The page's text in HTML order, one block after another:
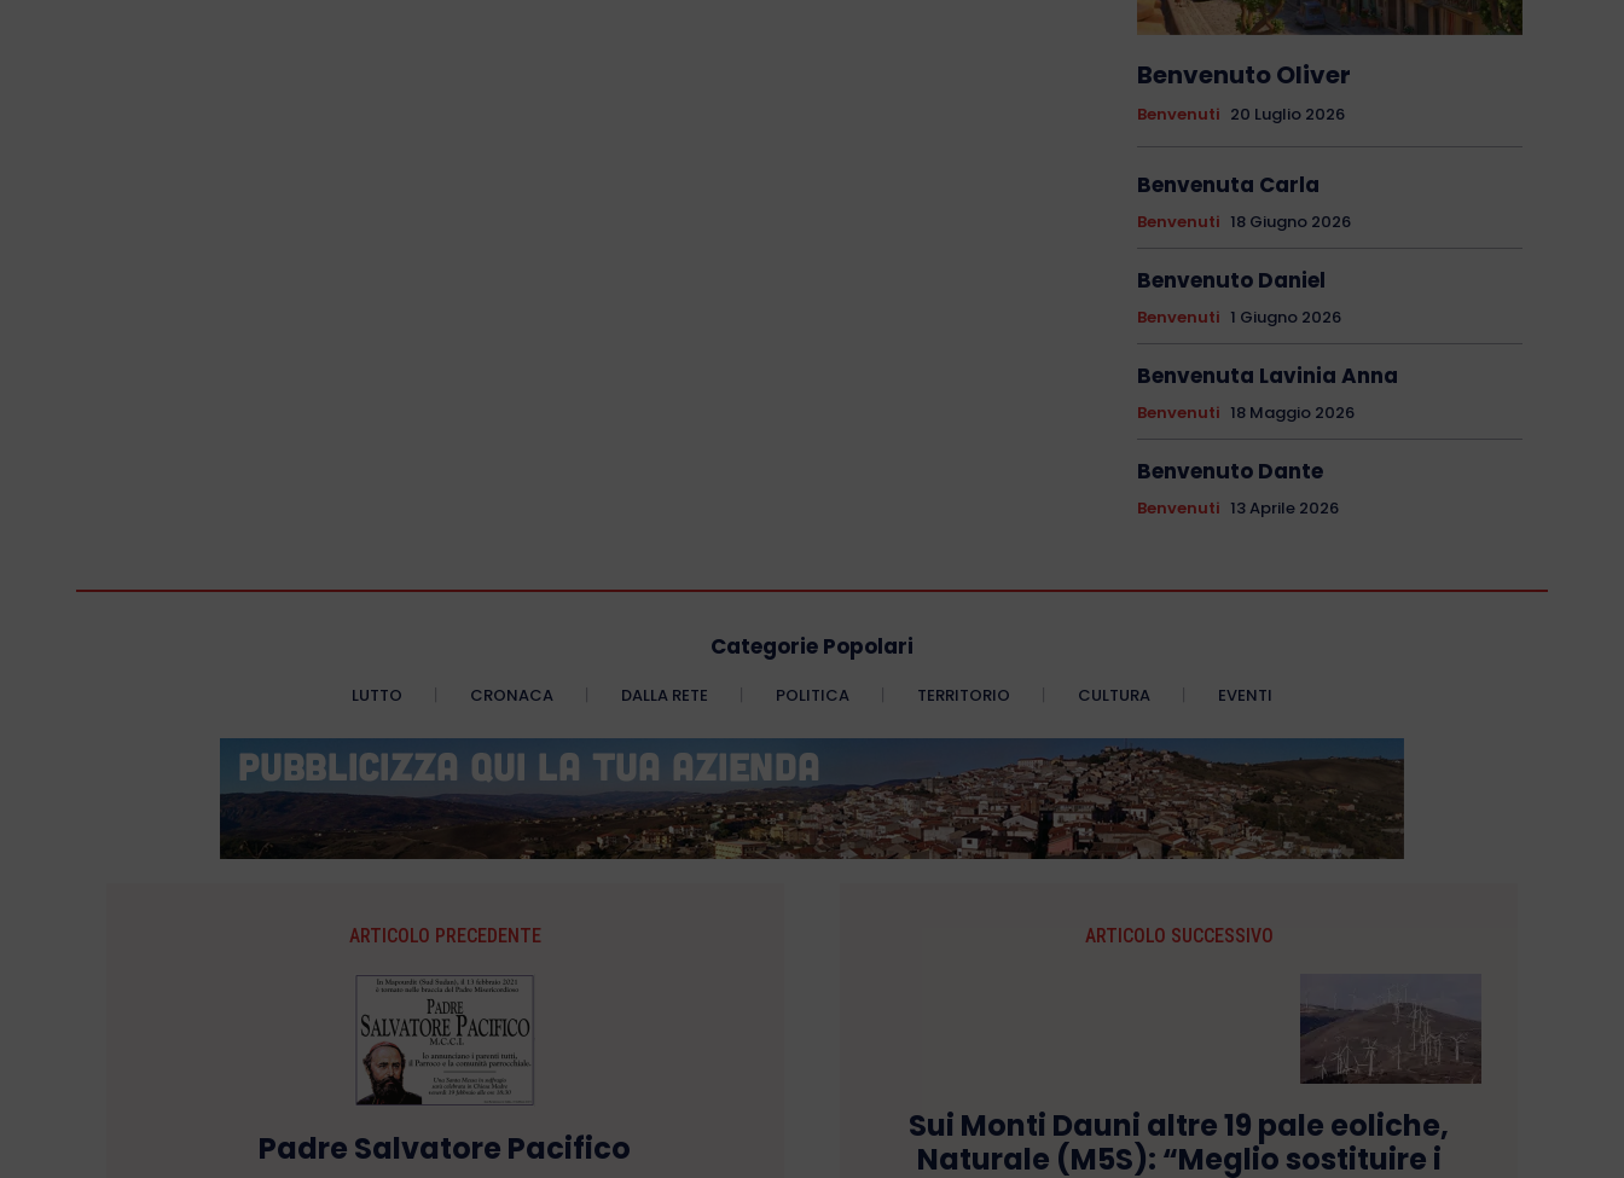
Benvenuto Oliver
Benvenuti 20 Luglio 2026
Benvenuta Carla
Benvenuti 18 Giugno 2026
Benvenuto Daniel
Benvenuti 1 Giugno 2026
Benvenuta Lavinia Anna
Benvenuti 18 Maggio 2026
Benvenuto Dante
Benvenuti 13 Aprile 2026
Categorie Popolari
LUTTO CRONACA DALLA RETE POLITICA TERRITORIO CULTURA EVENTI
ARTICOLO PRECEDENTE
Padre Salvatore Pacifico
ARTICOLO SUCCESSIVO
Sui Monti Dauni altre 19 pale eoliche,
Naturale (M5S): “Meglio sostituire i